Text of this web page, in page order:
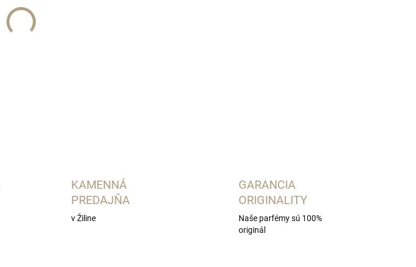
KAMENNÁ
PREDAJŇA
v Žiline
GARANCIA
ORIGINALITY
Naše parfémy sú 100%
originál